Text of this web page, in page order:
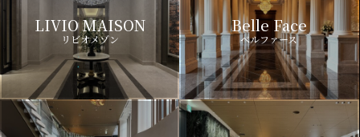
LIVIO MAISON
リビオメゾン
Belle Face
ベルファース